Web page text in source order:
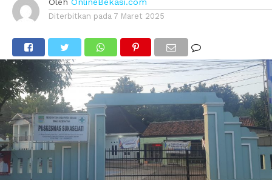
Oleh OnlineBekasi.com
Diterbitkan pada 7 Maret 2025